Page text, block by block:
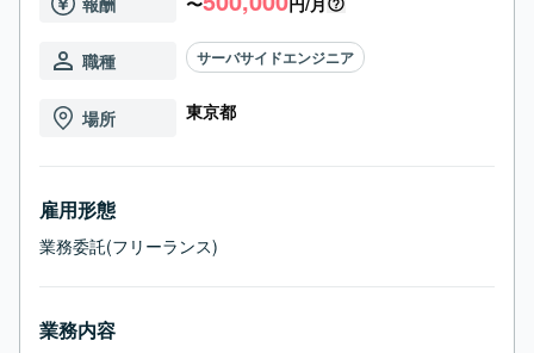
職種 サーバサイドエンジニア
場所 東京都
雇用形態
業務委託(フリーランス)
業務内容